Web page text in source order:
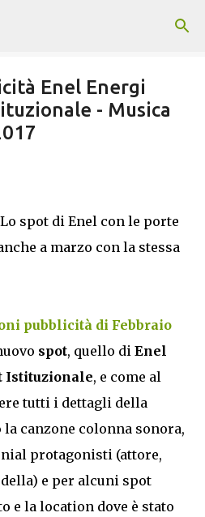
principali
Enel Energi
- Musica
spot di Enel con le porte
a marzo con la stessa
pubblicità di Febbraio
spot, quello di Enel
Istituzionale, e come al
tutti i dettagli della
la canzone colonna sonora,
protagonisti (attore,
e per alcuni spot
e la location dove è stato